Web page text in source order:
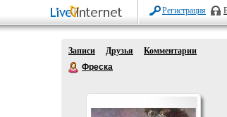
Регистрация
Записи Друзья
Комментарии
Фреска